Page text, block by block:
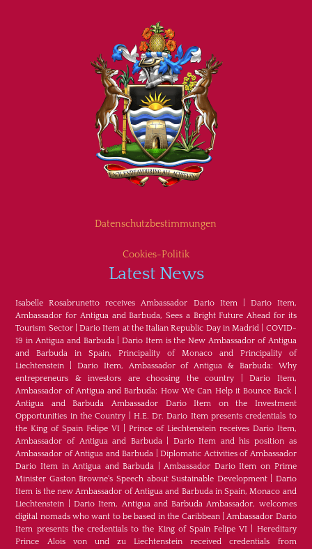
Datenschutzbestimmungen
Cookies-Politik
Latest News
Isabelle Rosabrunetto receives Ambassador Dario Item| Dario Item,
Ambassador for Antigua and Barbuda, Sees a Bright Future Ahead for its
Tourism Sector|Dario Item at the Italian Republic Day in Madrid
COVID-
19 in Antigua and Barbuda|Dario Item is the New Ambassador of Antigua
and Barbuda in Spain, Principality of Monaco and Principality of
Liechtenstein |Dario Item, Ambassador of Antigua & Barbuda: Why
entrepreneurs & investors are choosing the country |Dario Item,
Ambassador of Antigua and Barbuda: How We Can Help it Bounce Back
Antigua and Barbuda Ambassador Dario Item on the Investment
Opportunities in the Country
H.E. Dr. Dario Item presents credentials to
the King of Spain Felipe VI
Prince of Liechtenstein receives Dario Item,
Ambassador of Antigua and Barbuda| Dario Item and his position as
Ambassador of Antigua and Barbuda |Diplomatic Activities of Ambassador
Dario Item in Antigua and Barbuda |Ambassador Dario Item on Prime
Minister Gaston Browne's Speech about Sustainable Development| Dario
Item is the new Ambassador of Antigua and Barbuda in Spain, Monaco and
Liechtenstein
Dario Item, Antigua and Barbuda Ambassador, welcomes
digital nomads who want to be based in the Caribbean|Ambassador Dario
Item presents the credentials to the King of Spain Felipe VI
Hereditary
Prince Alois von und zu Liechtenstein received credentials from